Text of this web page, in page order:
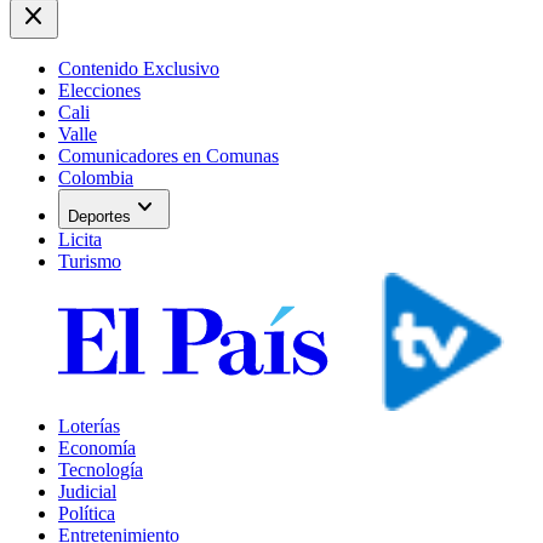
close
Contenido Exclusivo
Elecciones
Cali
Valle
Comunicadores en Comunas
Colombia
Deportes expand_more
Licita
Turismo
Loterías
Economía
Tecnología
Judicial
Política
Entretenimiento